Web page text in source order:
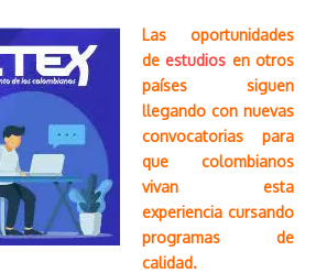
Las oportunidades
deestudios en otros
países siguen
llegando con nuevas
convocatorias para
que colombianos
vivan esta
experiencia cursando
programas de
calidad.